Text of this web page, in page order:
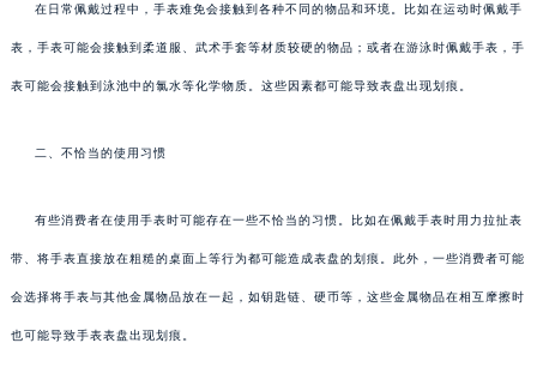
在日常佩戴过程中，手表难免会接触到各种不同的物品和环境。比如在运动时佩戴手
表，手表可能会接触到柔道服、武术手套等材质较硬的物品；或者在游泳时佩戴手表，手
表可能会接触到泳池中的氯水等化学物质。这些因素都可能导致表盘出现划痕。
二、不恰当的使用习惯
有些消费者在使用手表时可能存在一些不恰当的习惯。比如在佩戴手表时用力拉扯表
带、将手表直接放在粗糙的桌面上等行为都可能造成表盘的划痕。此外，一些消费者可能
会选择将手表与其他金属物品放在一起，如钥匙链、硬币等，这些金属物品在相互摩擦时
也可能导致手表表盘出现划痕。